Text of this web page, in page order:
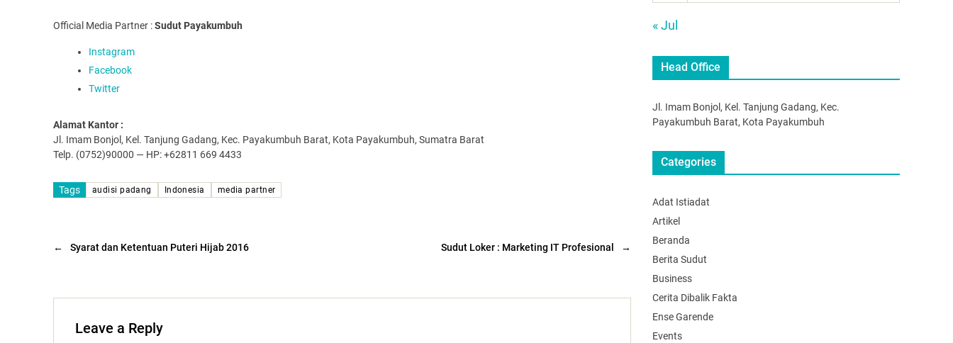
Official Media Partner :Sudut Payakumbuh
Instagram
Facebook
Twitter
Alamat Kantor :
Jl. Imam Bonjol, Kel. Tanjung Gadang, Kec. Payakumbuh Barat, Kota Payakumbuh, Sumatra Barat
Telp. (0752)90000 — HP: +62811 669 4433
Tags audisi padang Indonesia media partner
← Syarat dan Ketentuan Puteri Hijab 2016 →
Sudut Loker : Marketing IT Profesional
Leave a Reply
« Jul
Head Office
Jl. Imam Bonjol, Kel. Tanjung Gadang, Kec.
Payakumbuh Barat, Kota Payakumbuh
Categories
Adat Istiadat
Artikel
Beranda
Berita Sudut
Business
Cerita Dibalik Fakta
Ense Garende
Events